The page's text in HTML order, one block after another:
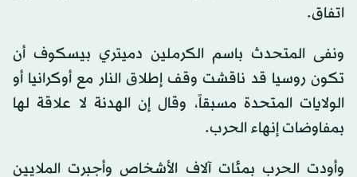
اتفاق.
ونفى المتحدث باسم الكرملين دميتري بيسكوف أن
تكون روسيا قد ناقشت وقف إطلاق النار مع أوكرانيا أو
الولايات المتحدة مسبقاً، وقال إن الهدنة لا علاقة لها
بمفاوضات إنهاء الحرب.
وأودت الحرب بمئات آلاف الأشخاص وأجبرت الملايين